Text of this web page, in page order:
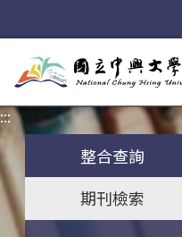
:::
整合查詢
期刊檢索